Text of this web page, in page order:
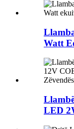
Watt
LED